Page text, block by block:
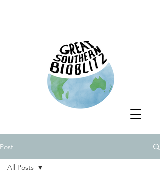
Post
All Posts